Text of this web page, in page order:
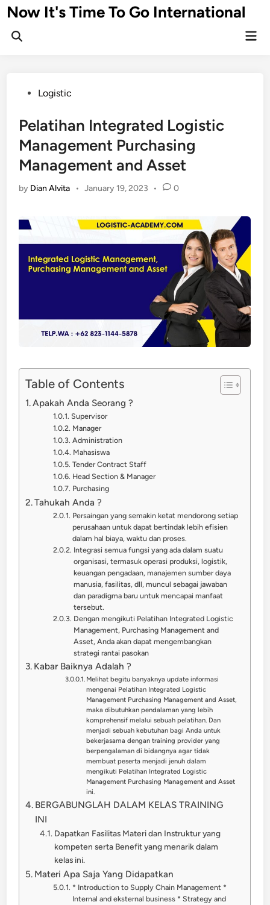
Skip
to
content
Now It's Time To Go International
PostedLogistic
Pelatihan Integrated Logistic
Management Purchasing
Management and Asset
by Dian Alvita • January 19, 2023 • 0
Table of Contents
Apakah Anda Seorang ?
Supervisor
Manager
Administration
Mahasiswa
Tender Contract Staff
Head Section & Manager
Purchasing
Tahukah Anda ?
Persaingan yang semakin ketat mendorong setiap
perusahaan untuk dapat bertindak lebih efisien
dalam hal biaya, waktu dan proses.
Integrasi semua fungsi yang ada dalam suatu
organisasi, termasuk operasi produksi, logistik,
keuangan pengadaan, manajemen sumber daya
manusia, fasilitas, dll, muncul sebagai jawaban
dan paradigma baru untuk mencapai manfaat
tersebut.
Dengan mengikuti Pelatihan Integrated Logistic
Management, Purchasing Management and
Asset, Anda akan dapat mengembangkan
strategi rantai pasokan
Kabar Baiknya Adalah ?
Melihat begitu banyaknya update informasi
mengenai Pelatihan Integrated Logistic
Management Purchasing Management and Asset,
maka dibutuhkan pendalaman yang lebih
komprehensif melalui sebuah pelatihan. Dan
menjadi sebuah kebutuhan bagi Anda untuk
bekerjasama dengan training provider yang
berpengalaman di bidangnya agar tidak
membuat peserta menjadi jenuh dalam
mengikuti Pelatihan Integrated Logistic
Management Purchasing Management and Asset
ini.
BERGABUNGLAH DALAM KELAS TRAINING
INI
Dapatkan Fasilitas Materi dan Instruktur yang
kompeten serta Benefit yang menarik dalam
kelas ini.
Materi Apa Saja Yang Didapatkan
* Introduction to Supply Chain Management *
Internal and eksternal business * Strategy and